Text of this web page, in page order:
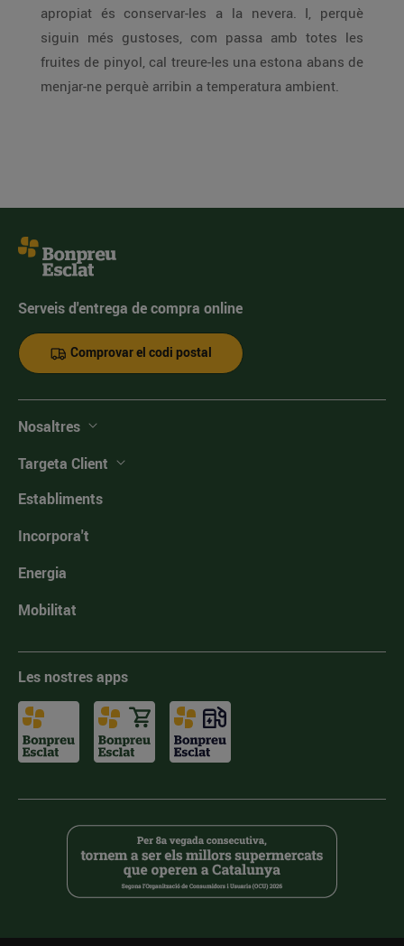
apropiat és conservar-les a la nevera. I, perquè
siguin més gustoses, com passa amb totes les
fruites de pinyol, cal treure-les una estona abans de
menjar-ne perquè arribin a temperatura ambient.
Serveis d'entrega de compra online
Comprovar el codi postal
Nosaltres
Targeta Client
Establiments
Incorpora't
Energia
Mobilitat
Les nostres apps